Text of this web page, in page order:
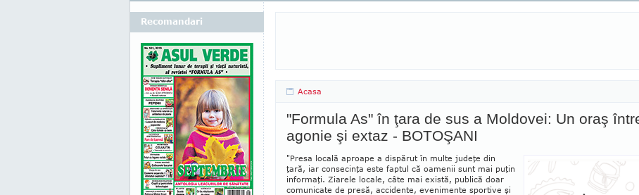
Acasa
"Formula As" în ţara de sus a Moldovei: Un oraş
agonie şi extaz - BOTOŞANI
"Presa locală aproape a dispărut în multe judeţe din
ţară, iar con­secinţa este faptul că oa­menii sunt mai puţin
infor­maţi. Ziarele locale, câte mai există, publică doar
comu­ni­cate de presă, acci­dente, eve­nimente spor­tive şi
Recomandari